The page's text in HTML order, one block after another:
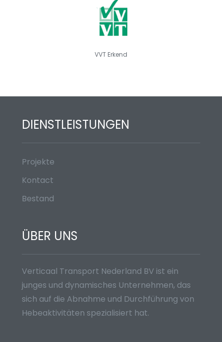
VVT Erkend
DIENSTLEISTUNGEN
Projekte
Kontact
Bestand
ÜBER UNS
Verticaal Transport Nederland BV ist ein
junges und dynamisches Unternehmen, das
sich auf die Abnahme und Durchführung von
Hebeaktivitäten spezialisiert hat.